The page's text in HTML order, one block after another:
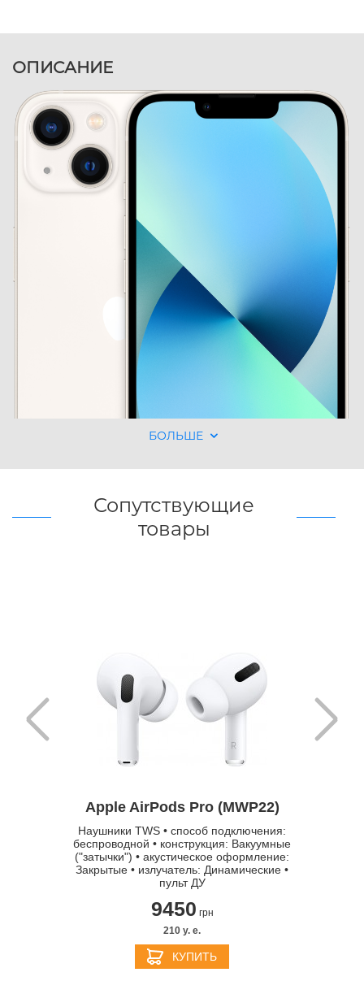
ОПИСАНИЕ
БОЛЬШЕ
Сопутствующие
товары
Apple AirPods Pro (MWP22)
Наушники TWS • способ подключения:
беспроводной • конструкция: Вакуумные
("затычки") • акустическое оформление:
Закрытые • излучатель: Динамические •
пульт ДУ
9450 грн
210 y. e.
КУПИТЬ